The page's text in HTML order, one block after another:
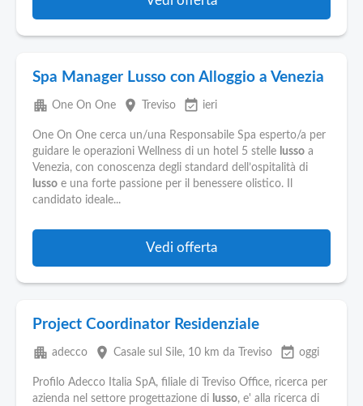
Spa Manager Lusso con Alloggio a Venezia
apartment One On One place Treviso event_available ieri
One On One cerca un/una Responsabile Spa esperto/a per
guidare le operazioni Wellness di un hotel 5 stelle lusso a
Venezia, con conoscenza degli standard dell’ospitalità di
lusso e una forte passione per il benessere olistico. Il
candidato ideale...
Vedi offerta
Project Coordinator Residenziale
apartment adecco place Casale sul Sile, 10 km da Treviso event_available oggi
Profilo Adecco Italia SpA, filiale di Treviso Office, ricerca per
azienda nel settore progettazione di lusso, e' alla ricerca di